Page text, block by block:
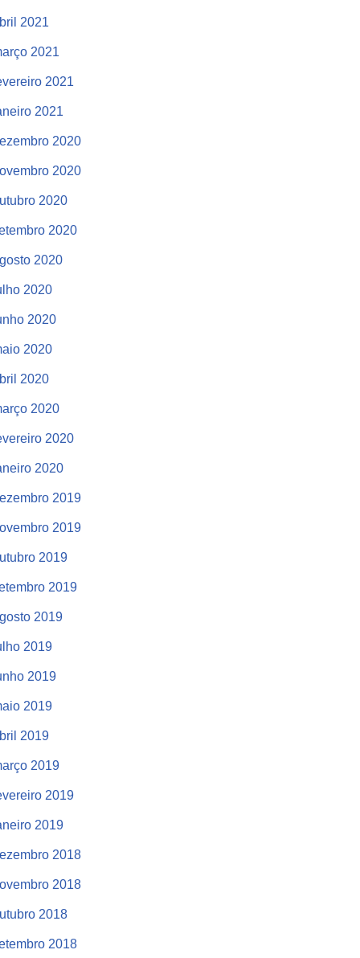
2021
2021
2021
2021
2020
2020
2020
2020
2020
2020
2020
2020
2020
2020
2020
2020
2019
2019
2019
2019
2019
2019
2019
2019
2019
2019
2019
2019
2018
2018
2018
2018